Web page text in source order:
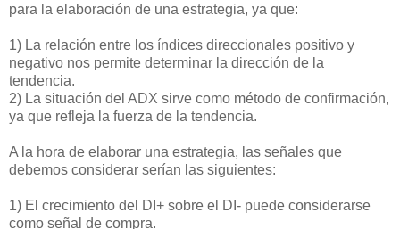
para la elaboración de una estrategia, ya que:
1) La relación entre los índices direccionales positivo y
negativo nos permite determinar la dirección de la
tendencia.
2) La situación del ADX sirve como método de confirmación,
ya que refleja la fuerza de la tendencia.
A la hora de elaborar una estrategia, las señales que
debemos considerar serían las siguientes:
1) El crecimiento del DI+ sobre el DI- puede considerarse
como señal de compra.